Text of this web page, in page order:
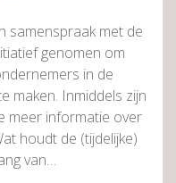
samenspraak met de
genomen om
in de
maken. Inmiddels zijn
meer informatie over
houdt de (tijdelijke)
van…